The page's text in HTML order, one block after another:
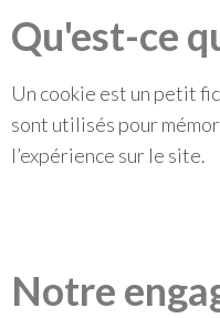
Qu'est-ce
Un cookie est un petit
sont utilisés pour
l’expérience sur le site.
Notre